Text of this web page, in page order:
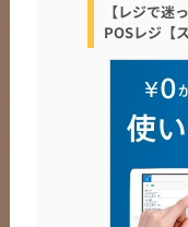
【レジで迷
POSレジ【